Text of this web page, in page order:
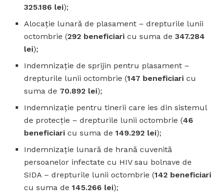
325.186 lei);
Alocație lunară de plasament – drepturile lunii
octombrie (292 beneficiari cu suma de347.284
lei);
Indemnizație de sprijin pentru plasament –
drepturile lunii octombrie (147 beneficiari cu
suma de 70.892 lei);
Indemnizație pentru tinerii care ies din sistemul
de protecție – drepturile lunii octombrie (46
beneficiari cu suma de149.292 lei);
Indemnizație lunară de hrană cuvenită
persoanelor infectate cu HIV sau bolnave de
SIDA – drepturile lunii octombrie (142 beneficiari
cu suma de145.266 lei);